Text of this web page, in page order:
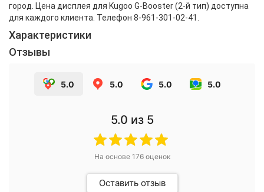
город. Цена дисплея для Kugoo G-Booster (2-й тип) доступна
для каждого клиента. Телефон 8-961-301-02-41.
Характеристики
Отзывы
5.0 5.0 5.0 5.0
5.0 из 5
На основе 176оценок
Оставить отзыв